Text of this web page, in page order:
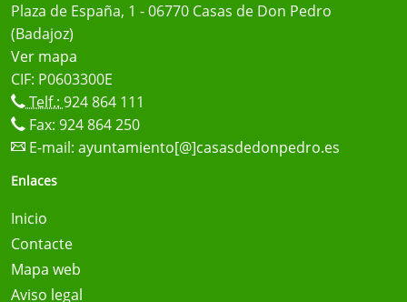
Plaza de España, 1 - 06770 Casas de Don Pedro
(Badajoz)
Ver mapa
CIF: P0603300E
Telf.: 924 864 111
Fax: 924 864 250
E-mail: ayuntamiento[@]casasdedonpedro.es
Enlaces
Inicio
Contacte
Mapa web
Aviso legal